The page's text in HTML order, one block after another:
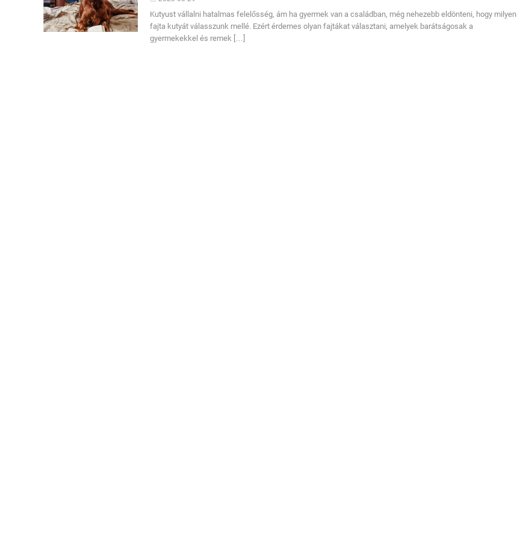
Kutyust vállalni hatalmas felelősség, ám ha gyermek van a családban, még nehezebb eldönteni, hogy milyen
fajta kutyát válasszunk mellé. Ezért érdemes olyan fajtákat választani, amelyek barátságosak a
gyermekekkel és remek […]